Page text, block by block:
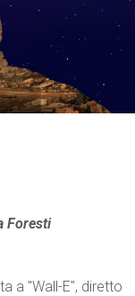
Foresti
a "Wall-E", diretto